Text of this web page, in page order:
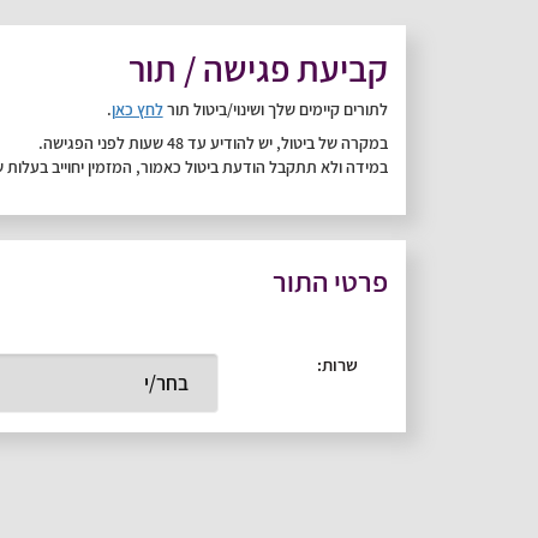
קביעת פגישה / תור
לתורים קיימים שלך ושינוי/ביטול תורלחץ כאן.
במקרה של ביטול, יש להודיע עד 48 שעות לפני הפגישה.
במידה ולא תתקבל הודעת ביטול כאמור, המזמין יחוייב בעלות של 50% מערך
פרטי התור
שרות: